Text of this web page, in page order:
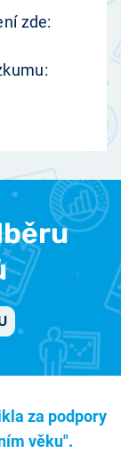
zde:
za podpory
věku".